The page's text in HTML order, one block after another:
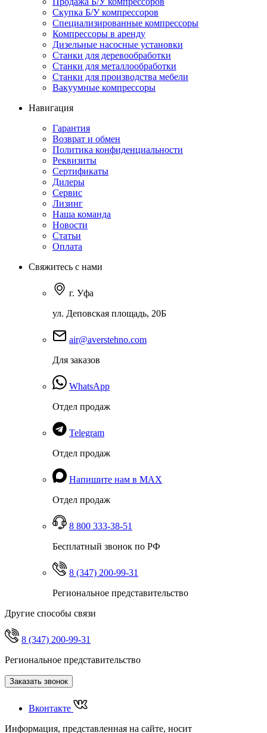
Скупка Б/У компрессоров
Специализированные компрессоры
Компрессоры в аренду
Дизельные насосные установки
Станки для деревообработки
Станки для металлообработки
Станки для производства мебели
Вакуумные компрессоры
Навигация
Гарантия
Возврат и обмен
Политика конфиденциальности
Реквизиты
Сертификаты
Дилеры
Сервис
Лизинг
Наша команда
Новости
Статьи
Оплата
Свяжитесь с нами
г. Уфа
ул. Деповская площадь, 20Б
air@averstehno.com
Для заказов
WhatsApp
Отдел продаж
Telegram
Отдел продаж
Напишите нам в MAX
Отдел продаж
8 800 333-38-51
Бесплатный звонок по РФ
8 (347) 200-99-31
Региональное представительство
Другие способы связи
8 (347) 200-99-31
Региональное представительство
Заказать звонок
Вконтакте
Информация, представленная на сайте, носит